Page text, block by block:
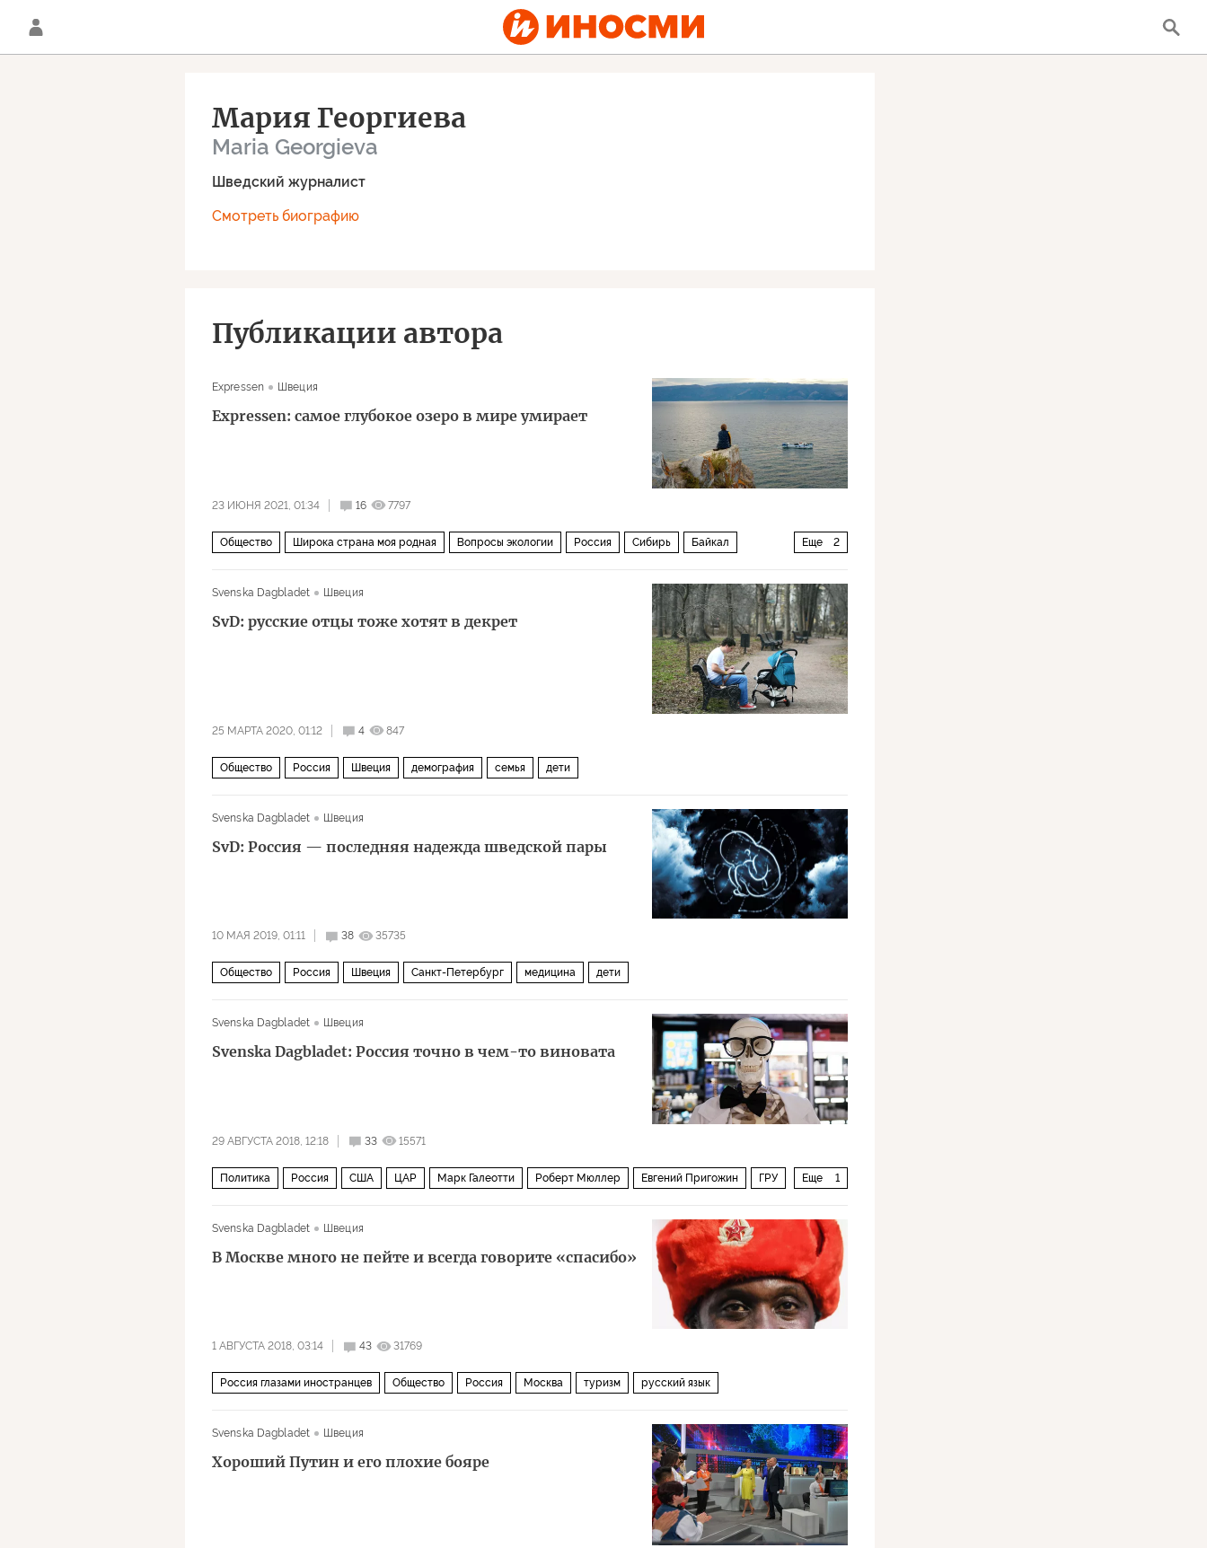
Мария Георгиева
Maria Georgieva
Шведский журналист
Смотреть биографию
Публикации автора
Expressen Швеция
Expressen: самое глубокое озеро в мире умирает
23 ИЮНЯ 2021, 01:34 16 7797
Еще 2
Общество Широка страна моя родная Вопросы экологии Россия Сибирь Байкал
Svenska Dagbladet
Швеция
SvD: русские отцы тоже хотят в декрет
25 МАРТА 2020, 01:12 4 847
Общество Россия Швеция демография семья дети
Svenska Dagbladet Швеция
SvD: Россия — последняя надежда шведской пары
10 МАЯ 2019, 01:11 38 35735
Общество Россия Швеция Санкт-Петербург медицина дети
Svenska Dagbladet Швеция
Svenska Dagbladet: Россия точно в чем-то виновата
29 АВГУСТА 2018, 12:18 33 15571
Еще 1
Политика Россия США ЦАР Марк Галеотти Роберт Мюллер Евгений Пригожин ГРУ
Svenska Dagbladet
Швеция
В Москве много не пейте и всегда говорите «спасибо»
1 АВГУСТА 2018, 03:14 43 31769
Россия глазами иностранцев Общество Россия Москва туризм русский язык
Svenska Dagbladet Швеция
Хороший Путин и его плохие бояре